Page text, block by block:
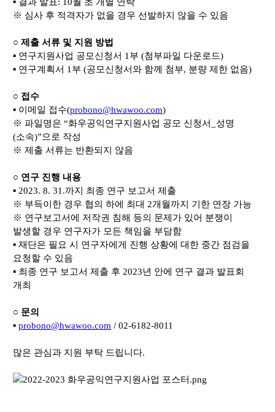
▪ 결과 발표: 10월 초 개별 연락
※ 심사 후 적격자가 없을 경우 선발하지 않을 수 있음
○​ 제출 서류 및 지원 방법
▪ 연구지원사업 공모신청서 1부 (첨부파일 다운로드)
▪ 연구계획서 1부 (공모신청서와 함께 첨부, 분량 제한 없음)
○​ 접수
▪ 이메일 접수(probono@hwawoo.com)
※ 파일명은 “화우공익연구지원사업 공모 신청서
성명
(소속)”으로 작성
※ 제출 서류는 반환되지 않음
○ 연구 진행 내용
▪ 2023. 8. 31.까지 최종 연구 보고서 제출
※ 부득이한 경우 협의 하에 최대 2개월까지 기한 연장 가능
※ 연구보고서에 저작권 침해 등의 문제가 있어 분쟁이
발생할 경우 연구자가 모든 책임을 부담함
▪ 재단은 필요 시 연구자에게 진행 상황에 대한 중간 점검을
요청할 수 있음
▪ 최종 연구 보고서 제출 후 2023년 안에 연구 결과 발표회
개최
○ 문의
▪ probono@hwawoo.com / 02-6182-8011
많은 관심과 지원 부탁 드립니다.